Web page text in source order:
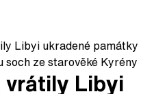
vrátily Libyi